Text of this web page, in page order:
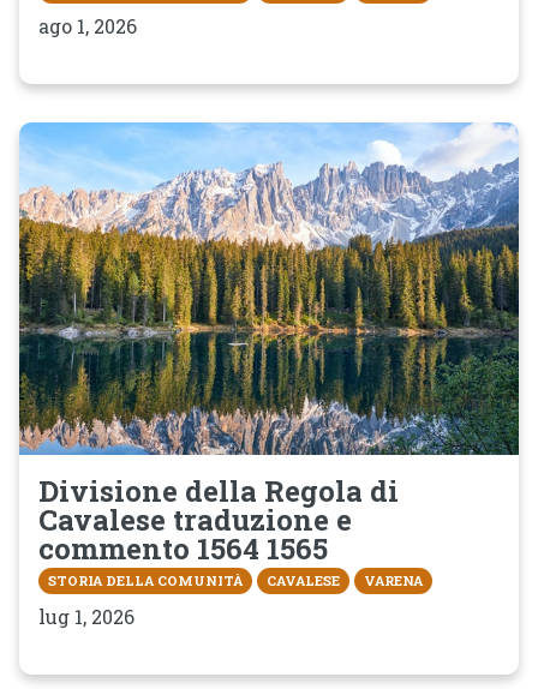
ago 1, 2026
Divisione della Regola di
Cavalese traduzione e
commento 1564 1565
STORIA DELLA COMUNITÀ CAVALESE VARENA
lug 1, 2026